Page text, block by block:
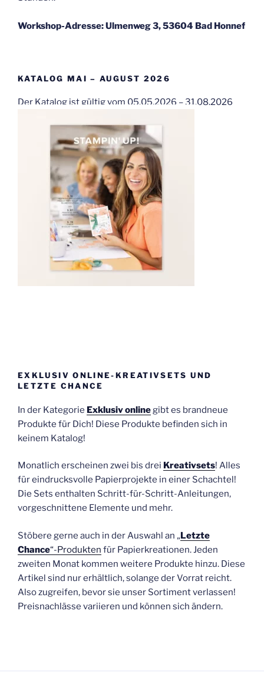
Workshop-Adresse: Ulmenweg 3, 53604 Bad Honnef
KATALOG MAI – AUGUST 2026
Der Katalog ist gültig vom 05.05.2026 – 31.08.2026
EXKLUSIV ONLINE-KREATIVSETS UND
LETZTE CHANCE
In der Kategorie Exklusiv online gibt es brandneue
Produkte für Dich! Diese Produkte befinden sich in
keinem Katalog!
Monatlich erscheinen zwei bis drei Kreativsets! Alles
für eindrucksvolle Papierprojekte in einer Schachtel!
Die Sets enthalten Schritt-für-Schritt-Anleitungen,
vorgeschnittene Elemente und mehr.
Stöbere gerne auch in der Auswahl an „Letzte
Chance“-Produkten für Papierkreationen. Jeden
zweiten Monat kommen weitere Produkte hinzu. Diese
Artikel sind nur erhältlich, solange der Vorrat reicht.
Also zugreifen, bevor sie unser Sortiment verlassen!
Preisnachlässe variieren und können sich ändern.